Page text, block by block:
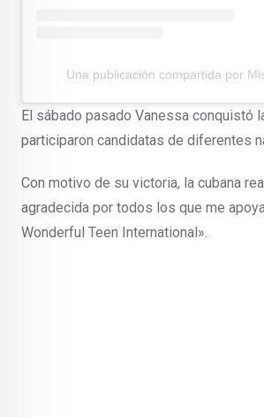
Una publicación compartida por
El sábado pasado Vanessa conquistó
participaron candidatas de diferentes
Con motivo de su victoria, la cubana
agradecida por todos los que me
Wonderful Teen International».